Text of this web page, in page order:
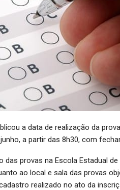
a data de realização da
a partir das 8h30, com
provas na Escola Estadual
ao local e sala das provas
realizado no ato da